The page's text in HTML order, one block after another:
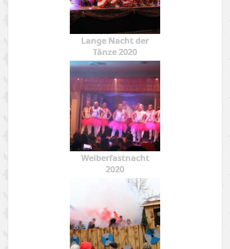
Lange Nacht der
Tänze 2020
Weiberfastnacht
2020